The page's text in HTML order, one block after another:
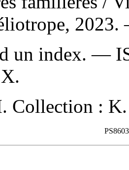
un index. —
.
Collection : K.